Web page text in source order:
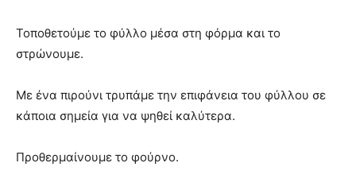
Τοποθετούμε το φύλλο μέσα στη φόρμα και το
στρώνουμε.
Με ένα πιρούνι τρυπάμε την επιφάνεια του φύλλου σε
κάποια σημεία για να ψηθεί καλύτερα.
Προθερμαίνουμε το φούρνο.